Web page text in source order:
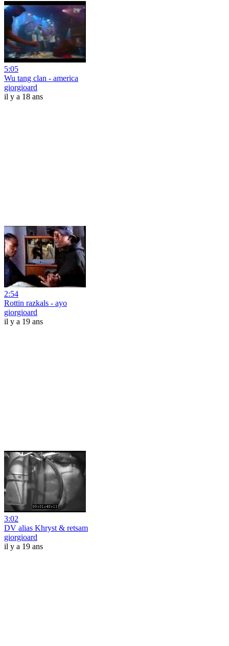
5:05
Wu tang clan - america
giorgioard
il y a 18 ans
2:54
Rottin razkals - ayo
giorgioard
il y a 19 ans
3:02
DV alias Khryst & retsam
giorgioard
il y a 19 ans